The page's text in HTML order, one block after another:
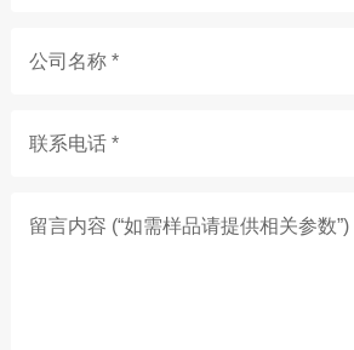
公司名称 *
联系电话 *
留言内容 (“如需样品请提供相关参数”)